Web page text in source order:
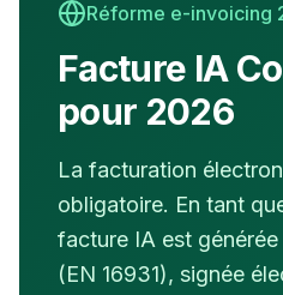
Réforme e-invoicing
Facture IA
pour 2026
La facturation
obligatoire. En tant
facture IA est
(EN 16931), signée